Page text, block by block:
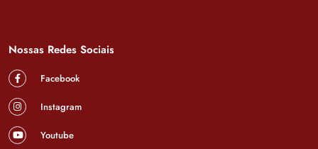
Nossas Redes Sociais
Facebook
Instagram
Youtube